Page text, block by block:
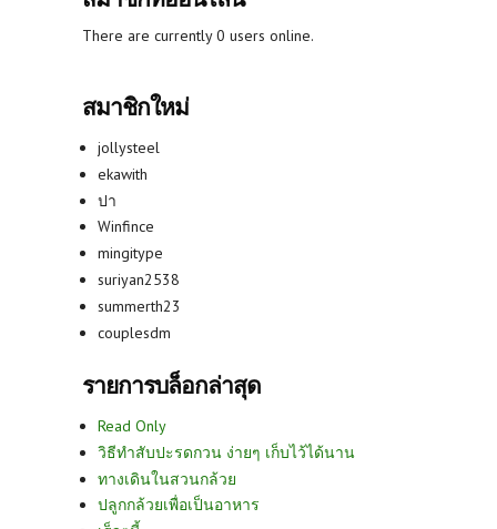
There are currently 0 users online.
สมาชิกใหม่
jollysteel
ekawith
ปา
Winfince
mingitype
suriyan2538
summerth23
couplesdm
รายการบล็อกล่าสุด
Read Only
วิธีทำสับปะรดกวน ง่ายๆ เก็บไว้ได้นาน
ทางเดินในสวนกล้วย
ปลูกกล้วยเพื่อเป็นอาหาร